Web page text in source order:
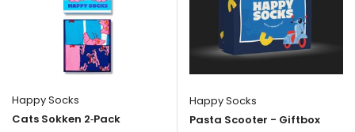
Happy Socks
Cats Sokken 2‑Pack
Happy Socks
Pasta Scooter - Giftbox